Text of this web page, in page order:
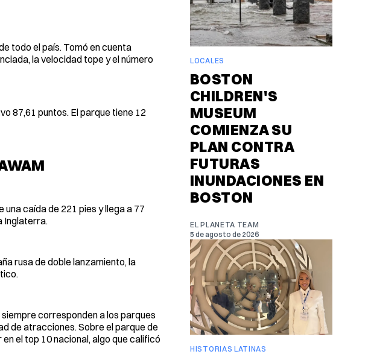
todo el país. Tomó en cuenta
la velocidad tope y el número
87,61 puntos. El parque tiene 12
una caída de 221 pies y llega a 77
Inglaterra.
rusa de doble lanzamiento, la
corresponden a los parques
de atracciones. Sobre el parque de
el top 10 nacional, algo que calificó
LOCALES
BOSTON
CHILDREN'S
MUSEUM
COMIENZA SU
PLAN CONTRA
FUTURAS
INUNDACIONES EN
BOSTON
EL PLANETA TEAM
5 de agosto de 2026
HISTORIAS LATINAS